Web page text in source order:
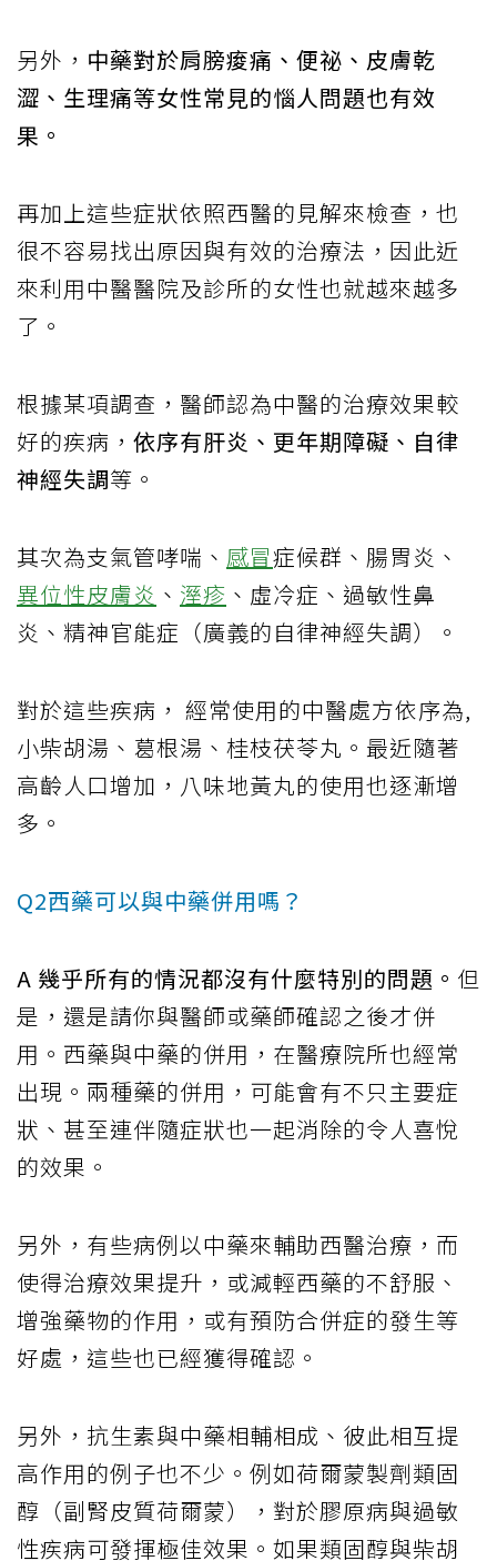
另外， 中藥對於肩膀痠痛、便祕、皮膚乾
澀、生理痛等女性常見的惱人問題也有效
果。
再加上這些症狀依照西醫的見解來檢查，也
很不容易找出原因與有效的治療法，因此近
來利用中醫醫院及診所的女性也就越來越多
了。
根據某項調查，醫師認為中醫的治療效果較
好的疾病， 依序有肝炎、更年期障礙、自律
神經失調等。
其次為支氣管哮喘、 感冒症候群、腸胃炎、
異位性皮膚炎 、 溼疹 、虛冷症、過敏性鼻
炎、精神官能症（廣義的自律神經失調）。
對於這些疾病， 經常使用的中醫處方依序為,
小柴胡湯、葛根湯、桂枝茯苓丸。最近隨著
高齡人口增加，八味地黃丸的使用也逐漸增
多。
Q2西藥可以與中藥併用嗎？
A 幾乎所有的情況都沒有什麼特別的問題。 但
是，還是請你與醫師或藥師確認之後才併
用。西藥與中藥的併用，在醫療院所也經常
出現。兩種藥的併用，可能會有不只主要症
狀、甚至連伴隨症狀也一起消除的令人喜悅
的效果。
另外，有些病例以中藥來輔助西醫治療，而
使得治療效果提升，或減輕西藥的不舒服、
增強藥物的作用，或有預防合併症的發生等
好處，這些也已經獲得確認。
另外，抗生素與中藥相輔相成、彼此相互提
高作用的例子也不少。例如荷爾蒙製劑類固
醇（副腎皮質荷爾蒙），對於膠原病與過敏
性疾病可發揮極佳效果。如果類固醇與柴胡